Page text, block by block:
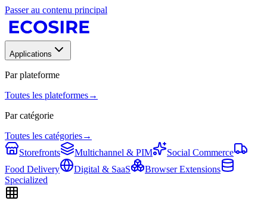
Passer au contenu principal
Applications
Par plateforme
Toutes les plateformes→
Par catégorie
Toutes les catégories→
Storefronts
Multichannel & PIM
Social Commerce
Food Delivery
Digital & SaaS
Browser Extensions
Specialized